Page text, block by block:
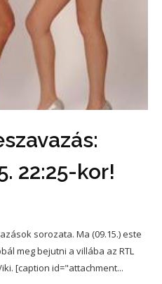
22:25-kor!
sorozata. Ma (09.15.) este
meg bejutni a villába az RTL
[caption id="attachment...